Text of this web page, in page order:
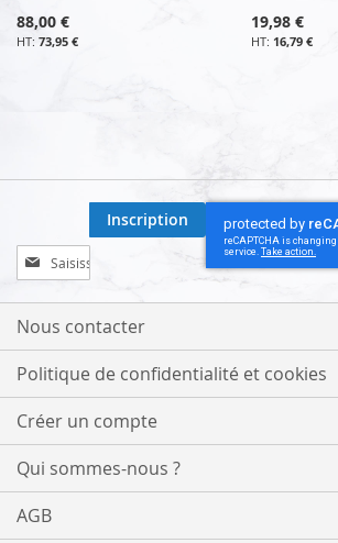
88,00 €
73,95 €
19,98 €
16,79 €
Inscription
à
notre
lettre
:
Inscription
Nous contacter
Politique de confidentialité et cookies
Créer un compte
Qui sommes-nous ?
AGB